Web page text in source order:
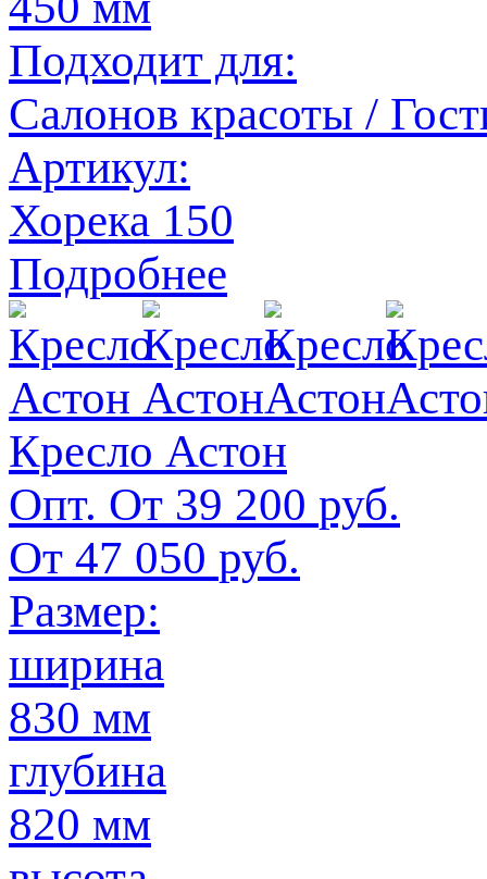
Подходит для:
Салонов красоты /
Артикул:
Хорека 150
Подробнее
Кресло Астон
Опт. От 39 200 руб.
От 47 050 руб.
Размер:
ширина
830 мм
глубина
820 мм